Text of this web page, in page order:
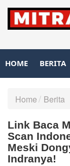
HOME BERITA
Home Berita
Link Baca
Scan
Meski
Indranya!